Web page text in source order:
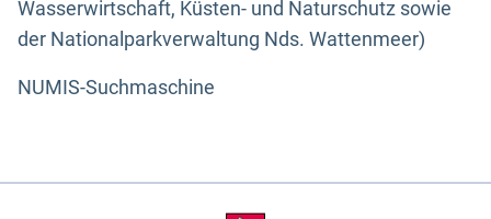
Wasserwirtschaft, Küsten- und Naturschutz sowie
der Nationalparkverwaltung Nds. Wattenmeer)
NUMIS-Suchmaschine